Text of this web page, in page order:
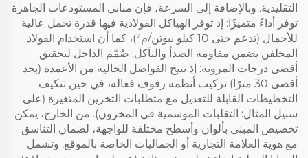
التقليدية. وبالإضافة إلى السرعة، فإن مباني المستودعات الجاهزة
توفر أداءً متميزًا: إذ توفر الهياكل الفولاذية فيها قدرة تحمل عالية
للأحمال (تدعم حتى 10 كيلو نيوتن/م²)، كما أن استخدام الفولاذ
المجلفن يضمن مقاومة الصدأ والتآكل. صُمّم الداخل لتحقيق
أقصى درجات المرونة: إذ تتيح الفواصل الخالية من الأعمدة (بحد
أقصى 30 مترًا) تركيب أنظمة رفوف فعالة، في حين تتكيف
التخطيطات القابلة للتعديل مع متطلبات التخزين المتغيرة (على
سبيل المثال: التقلبات الموسمية في المخزون). من الخارج، يمكن
تخصيص المبنى بألوان وأسطح مختلفة للواجهة، لضمان التناسق
مع هوية العلامة التجارية أو الجماليات الخاصة بالموقع. وتشمل